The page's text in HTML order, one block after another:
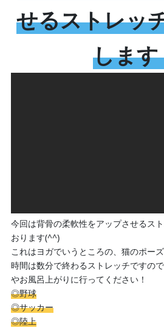
せるストレッ
します
今回は背骨の柔軟性をアップさせるス
おります(^^)
これはヨガでいうところの、猫のポー
時間は数分で終わるストレッチですの
やお風呂上がりに行ってください！
◎野球
◎サッカー
◎陸上